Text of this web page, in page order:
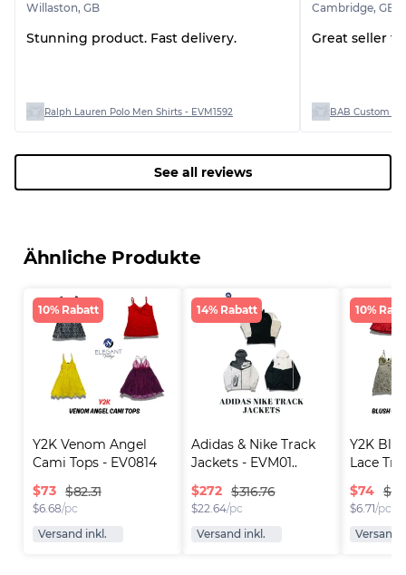
Willaston, GB
Stunning product. Fast delivery.
Ralph Lauren Polo Men Shirts - EVM1592
Cambridge, GB
Great seller
BAB Custom
See all reviews
Ähnliche Produkte
10% Rabatt
Y2K Venom Angel
Cami Tops - EV0814
$73 $82.31
$6.68/pc
Versand inkl.
14% Rabatt
Adidas & Nike Track
Jackets - EVM01..
$272 $316.76
$22.64/pc
Versand inkl.
10%
Y2K
Lace
$74
$6.71/pc
Versand